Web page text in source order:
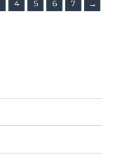
4 5 6 7 →